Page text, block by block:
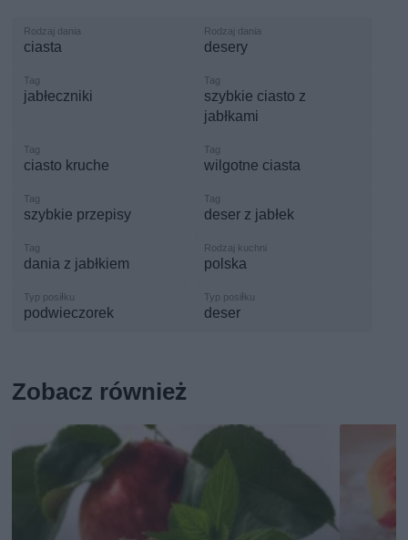
ciasta desery
jabłeczniki
szybkie ciasto z
jabłkami
ciasto kruche wilgotne ciasta
szybkie przepisy deser z jabłek
dania z jabłkiem polska
podwieczorek deser
Zobacz również